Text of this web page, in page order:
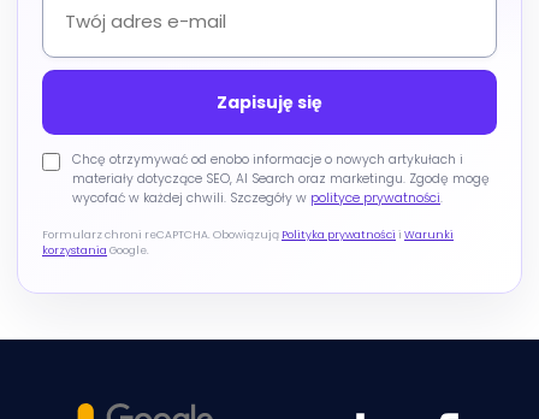
Chcę otrzymywać od enobo informacje o nowych artykułach i
materiały dotyczące SEO, AI Search oraz marketingu. Zgodę mogę
wycofać w każdej chwili. Szczegóły w polityce prywatności.
Formularz chroni reCAPTCHA. Obowiązują Polityka prywatności i Warunki
korzystania Google.